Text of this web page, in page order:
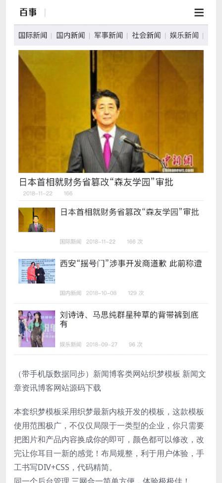
（带手机版数据同步）新闻博客类网站织梦模板 新闻文
章资讯博客网站源码下载
本套织梦模板采用织梦最新内核开发的模板，这款模板
使用范围极广，不仅仅局限于一类型的企业，你只需要
把图片和产品内容换成你的即可，颜色都可以修改，改
完让你耳目一新的感觉！布局规整，利于用户体验，手
工书写DIV+CSS，代码精简。